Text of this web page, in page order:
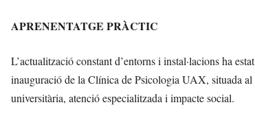
APRENENTATGE PRÀCTIC
L’actualització constant d’entorns i instal·lacions ha
inauguració de la Clínica de Psicologia UAX, situada
universitària, atenció especialitzada i impacte social.